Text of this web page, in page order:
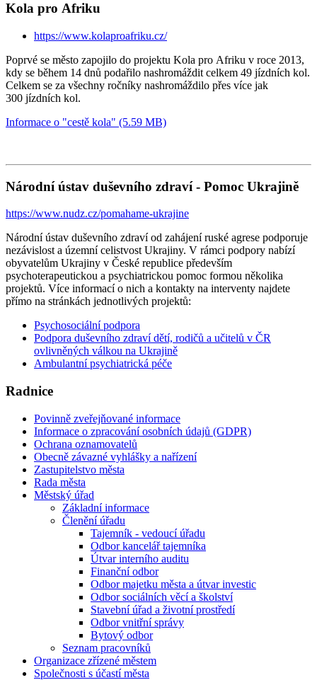
Kola pro Afriku
https://www.kolaproafriku.cz/
Poprvé se město zapojilo do projektu Kola pro Afriku v roce 2013,
kdy se během 14 dnů podařilo nashromáždit celkem 49 jízdních kol.
Celkem se za všechny ročníky nashromáždilo přes více jak
300 jízdních kol.
Informace o "cestě kola" (5.59 MB)
Národní ústav duševního zdraví - Pomoc Ukrajině
https://www.nudz.cz/pomahame-ukrajine
Národní ústav duševního zdraví od zahájení ruské agrese podporuje
nezávislost a územní celistvost Ukrajiny. V rámci podpory nabízí
obyvatelům Ukrajiny v České republice především
psychoterapeutickou a psychiatrickou pomoc formou několika
projektů. Více informací o nich a kontakty na interventy najdete
přímo na stránkách jednotlivých projektů:
Psychosociální podpora
Podpora duševního zdraví dětí, rodičů a učitelů v ČR
ovlivněných válkou na Ukrajině
Ambulantní psychiatrická péče
Radnice
Povinně zveřejňované informace
Informace o zpracování osobních údajů (GDPR)
Ochrana oznamovatelů
Obecně závazné vyhlášky a nařízení
Zastupitelstvo města
Rada města
Městský úřad
Základní informace
Členění úřadu
Tajemník - vedoucí úřadu
Odbor kancelář tajemníka
Útvar interního auditu
Finanční odbor
Odbor majetku města a útvar investic
Odbor sociálních věcí a školství
Stavební úřad a životní prostředí
Odbor vnitřní správy
Bytový odbor
Seznam pracovníků
Organizace zřízené městem
Společnosti s účastí města